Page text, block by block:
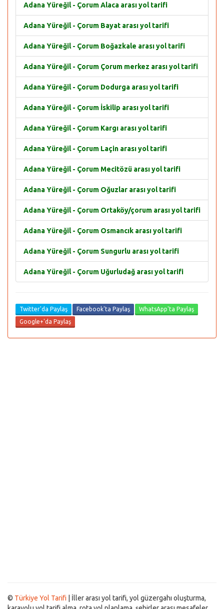
Adana Yüreğil - Çorum Alaca arası yol tarifi
Adana Yüreğil - Çorum Bayat arası yol tarifi
Adana Yüreğil - Çorum Boğazkale arası yol tarifi
Adana Yüreğil - Çorum Çorum merkez arası yol tarifi
Adana Yüreğil - Çorum Dodurga arası yol tarifi
Adana Yüreğil - Çorum İskilip arası yol tarifi
Adana Yüreğil - Çorum Kargı arası yol tarifi
Adana Yüreğil - Çorum Laçin arası yol tarifi
Adana Yüreğil - Çorum Mecitözü arası yol tarifi
Adana Yüreğil - Çorum Oğuzlar arası yol tarifi
Adana Yüreğil - Çorum Ortaköy/çorum arası yol tarifi
Adana Yüreğil - Çorum Osmancık arası yol tarifi
Adana Yüreğil - Çorum Sungurlu arası yol tarifi
Adana Yüreğil - Çorum Uğurludağ arası yol tarifi
Twitter'da Paylaş Facebook'ta Paylaş
WhatsApp'ta Paylaş
Google+'da Paylaş
© Türkiye Yol Tarifi | İller arası yol tarifi, yol güzergahı oluşturma,